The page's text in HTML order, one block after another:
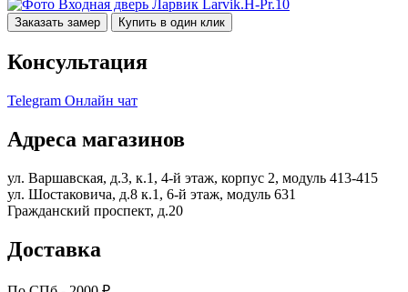
Заказать замер Купить в один клик
Консультация
Telegram Онлайн чат
Адреса магазинов
ул. Варшавская, д.3, к.1, 4-й этаж, корпус 2, модуль 413-415
ул. Шостаковича, д.8 к.1, 6-й этаж, модуль 631
Гражданский проспект, д.20
Доставка